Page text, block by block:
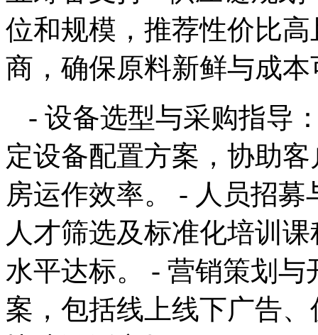
位和规模，推荐性价比
商，确保原料新鲜与成本
- 设备选型与采购指导
定设备配置方案，协助
房运作效率。 - 人员招
人才筛选及标准化培训
水平达标。 - 营销策划
案，包括线上线下广告